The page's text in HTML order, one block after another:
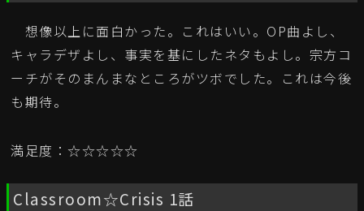
想像以上に面白かった。これはいい。OP曲よし、
キャラデザよし、事実を基にしたネタもよし。宗方コ
ーチがそのまんまなところがツボでした。これは今後
も期待。
満足度：☆☆☆☆☆
Classroom☆Crisis 1話